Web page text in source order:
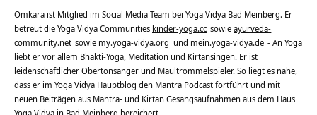
Omkara ist Mitglied im Social Media Team bei Yoga Vidya Bad Meinberg. Er
betreut die Yoga Vidya Communities kinder-yoga.cc sowieayurveda-
community.net sowie my.yoga-vidya.org und mein.yoga-vidya.de - An Yoga
liebt er vor allem Bhakti-Yoga, Meditation und Kirtansingen. Er ist
leidenschaftlicher Obertonsänger und Maultrommelspieler. So liegt es nahe,
dass er im Yoga Vidya Hauptblog den Mantra Podcast fortführt und mit
neuen Beiträgen aus Mantra- und Kirtan Gesangsaufnahmen aus dem Haus